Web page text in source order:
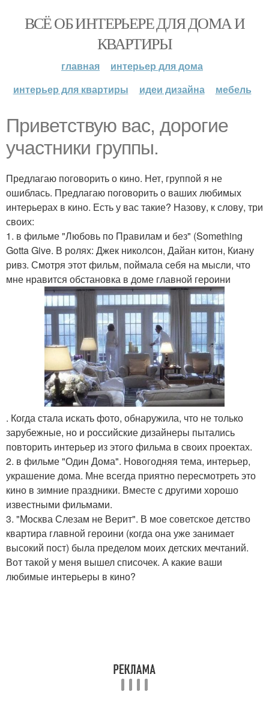
ВСЁ ОБ ИНТЕРЬЕРЕ ДЛЯ ДОМА И
КВАРТИРЫ
главная
интерьер для дома
интерьер для квартиры
идеи дизайна мебель
Приветствую вас, дорогие
участники группы.
Предлагаю поговорить о кино. Нет, группой я не
ошиблась. Предлагаю поговорить о ваших любимых
интерьерах в кино. Есть у вас такие? Назову, к слову, три
своих:
1. в фильме "Любовь по Правилам и без" (Something
Gotta Give. В ролях: Джек николсон, Дайан китон, Киану
ривз. Смотря этот фильм, поймала себя на мысли, что
мне нравится обстановка в доме главной героини
. Когда стала искать фото, обнаружила, что не только
зарубежные, но и российские дизайнеры пытались
повторить интерьер из этого фильма в своих проектах.
2. в фильме "Один Дома". Новогодняя тема, интерьер,
украшение дома. Мне всегда приятно пересмотреть это
кино в зимние праздники. Вместе с другими хорошо
известными фильмами.
3. "Москва Слезам не Верит". В мое советское детство
квартира главной героини (когда она уже занимает
высокий пост) была пределом моих детских мечтаний.
Вот такой у меня вышел списочек. А какие ваши
любимые интерьеры в кино?